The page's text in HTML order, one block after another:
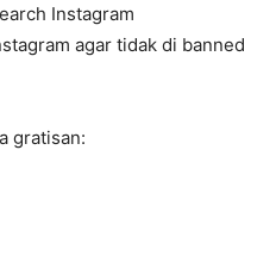
Instagram
agar tidak di banned
gratisan: